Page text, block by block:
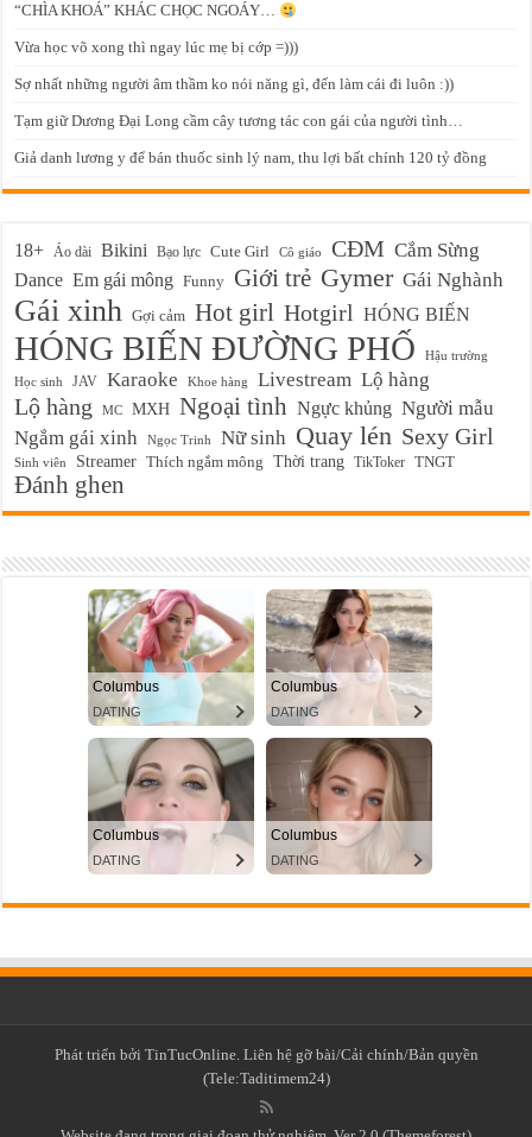
“CHÌA KHOÁ” KHÁC CHỌC NGOÁY…
Vừa học võ xong thì ngay lúc mẹ bị cớp =)))
Sợ nhất những người âm thầm ko nói năng gì, đến làm cái đi luôn :))
Tạm giữ Dương Đại Long cầm cây tương tác con gái của người tình…
Giả danh lương y để bán thuốc sinh lý nam, thu lợi bất chính 120 tỷ đồng
18+ Áo dài Bikini Bạo lực Cute Girl Cô giáo CĐM Cắm Sừng
Dance Em gái mông Funny Giới trẻ Gymer Gái Nghành
Gái xinh Gợi cảm Hot girl Hotgirl HÓNG BIẾN
HÓNG BIẾN ĐƯỜNG PHỐ
Hậu trường
Học sinh
JAV Karaoke Khoe hàng Livestream Lộ hàng
Lộ hàng MC MXH Ngoại tình Ngực khủng Người mẫu
Ngắm gái xinh
Ngọc Trinh Nữ sinh Quay lén Sexy Girl
Sinh viên Streamer Thích ngắm mông Thời trang TikToker TNGT
Đánh ghen
Phát triển bởi TinTucOnline. Liên hệ gỡ bài/Cải chính/Bản quyền
(Tele:Taditimem24)